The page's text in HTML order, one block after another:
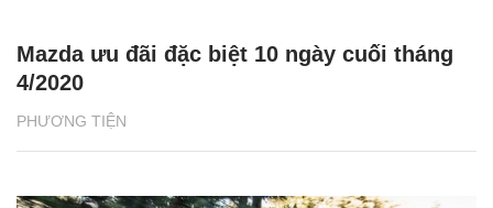
PHƯƠNG TIỆN
Mazda ưu đãi đặc biệt 10 ngày cuối tháng
4/2020